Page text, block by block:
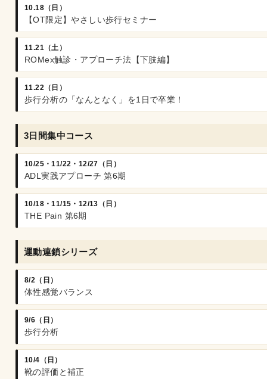
10.18（日）
【OT限定】やさしい歩行セミナー
11.21（土）
ROMex触診・アプローチ法【下肢編】
11.22（日）
歩行分析の「なんとなく」を1日で卒業！
3日間集中コース
10/25・11/22・12/27（日）
ADL実践アプローチ 第6期
10/18・11/15・12/13（日）
THE Pain 第6期
運動連鎖シリーズ
8/2（日）
体性感覚バランス
9/6（日）
歩行分析
10/4（日）
靴の評価と補正